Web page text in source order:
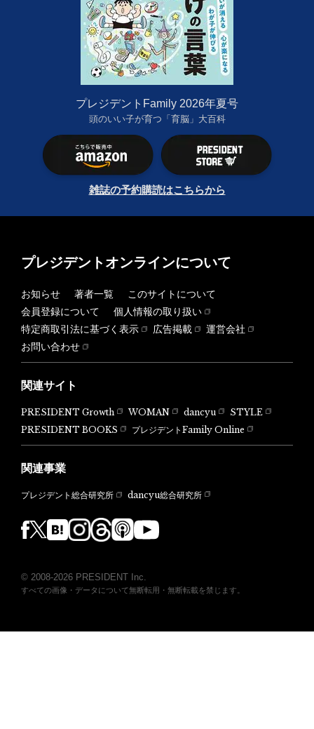
プレジデントFamily 2026年夏号
頭のいい子が育つ「育脳」大百科
雑誌の予約購読はこちらから
プレジデントオンラインについて
お知らせ 著者一覧
このサイトについて
会員登録について
個人情報の取り扱い
特定商取引法に基づく表示
広告掲載
運営会社
お問い合わせ
関連サイト
PRESIDENT Growth WOMAN dancyu
STYLE
PRESIDENT BOOKS
プレジデントFamily Online
関連事業
プレジデント総合研究所 dancyu総合研究所
© 2008-2026 PRESIDENT Inc.
すべての画像・データについて無断転用・無断転載を禁じます。